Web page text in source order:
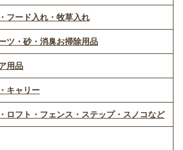
フード入れ・牧草入れ
ツ・砂・消臭お掃除用品
用品
キャリー
ロフト・フェンス・ステップ・スノコなど